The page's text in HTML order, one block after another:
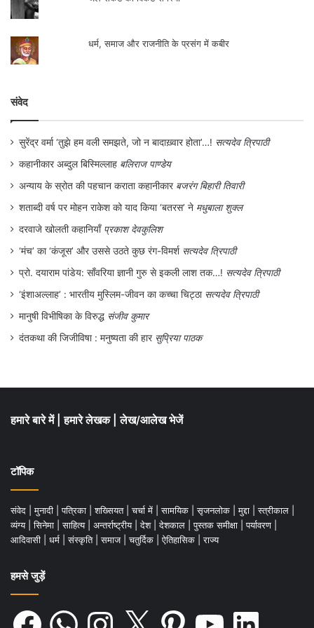
धर्म, समाज और राजनीति के प्रसंग में कबीर
संवेद
सुरेंद्र वर्मा ‘तुझे हम वली समझते, जो न बादाख़्वार होता’…! सत्यदेव त्रिपाठी
कहानीकार अब्दुल बिस्मिल्लाह बलिराज पाण्डेय
अन्याय के स्रोत की पहचान कराता कहानीकार बजरंग बिहारी तिवारी
शताब्दी वर्ष पर मोहन राकेश को याद किया ‘बतरस’ ने मधुबाला शुक्ल
दरवाजे खोलती कहानियाँ प्रकाश देवकुलिश
‘मंच’ का ‘कंजूस’ और उससे उठते कुछ रंग-विमर्श सत्यदेव त्रिपाठी
प्रो. दयाराम पांडेय: साँवरिया ज्ञानी गुरु से इकली लाश तक…! सत्यदेव त्रिपाठी
‘इंशाअल्लाह’ : भारतीय मुस्लिम-जीवन का कच्चा चिट्ठा सत्यदेव त्रिपाठी
मानुषी विभीषिका के विरुद्ध संजीव कुमार
दंतकथा की जिजीविषा : मनुष्यता की हार सुप्रिया पाठक
हमारे बारे में हमारे लेखक लेख/आलेख भेजें
टॉपिक
संवेद मुनादी पत्रिका शख्सियत चर्चा में सामयिक सृजनलोक मुद्दा स्त्रीकाल
व्यंग्य
सिनेमा साहित्य अन्तर्राष्ट्रीय देश देशकाल पुस्तक समीक्षा पर्यावरण
आदिवासी
धर्म संस्कृति समाज चतुर्दिक ऐतिहासिक राज्य
हमसे जुड़ें
Facebook WhatsAppInstagram Pinterest LinkedIn